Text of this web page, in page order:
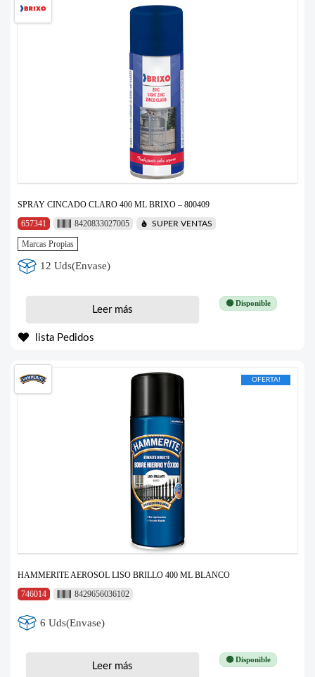
SPRAY CINCADO CLARO 400 ML BRIXO – 800409
657341
8420833027005 SUPER VENTAS
Marcas Propias
12 Uds(Envase)
🟢 Disponible
Leer más
lista Pedidos
OFERTA!
HAMMERITE AEROSOL LISO BRILLO 400 ML BLANCO
746014
8429656036102
6 Uds(Envase)
🟢 Disponible
Leer más